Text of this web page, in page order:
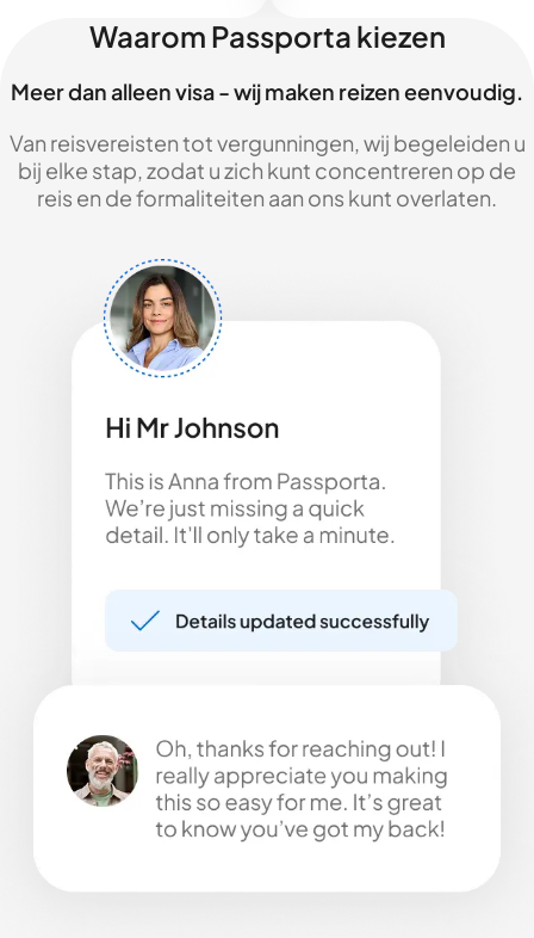
Waarom Passporta kiezen
Meer dan alleen visa - wij maken reizen eenvoudig.
Van reisvereisten tot vergunningen, wij begeleiden u
bij elke stap, zodat u zich kunt concentreren op de
reis en de formaliteiten aan ons kunt overlaten.